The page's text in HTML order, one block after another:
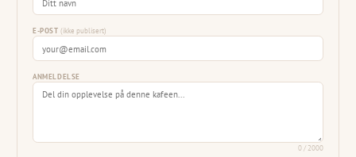
E-POST(ikke publisert)
ANMELDELSE
0/ 2000